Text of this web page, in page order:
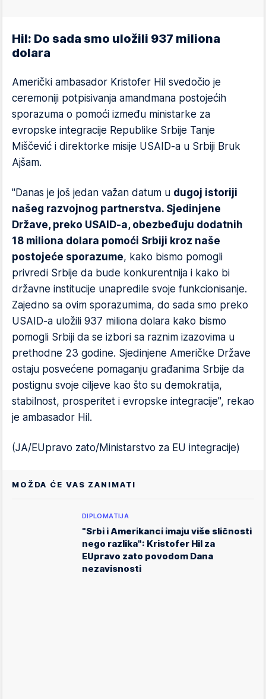
Hil: Do sada smo uložili 937 miliona
dolara
Američki ambasador Kristofer Hil svedočio je
ceremoniji potpisivanja amandmana postojećih
sporazuma o pomoći između ministarke za
evropske integracije Republike Srbije Tanje
Miščević i direktorke misije USAID-a u Srbiji Bruk
Ajšam.
"Danas je još jedan važan datum u dugoj istoriji
našeg razvojnog partnerstva. Sjedinjene
Države, preko USAID-a, obezbeđuju dodatnih
18 miliona dolara pomoći Srbiji kroz naše
postojeće sporazume, kako bismo pomogli
privredi Srbije da bude konkurentnija i kako bi
državne institucije unapredile svoje funkcionisanje.
Zajedno sa ovim sporazumima, do sada smo preko
USAID-a uložili 937 miliona dolara kako bismo
pomogli Srbiji da se izbori sa raznim izazovima u
prethodne 23 godine. Sjedinjene Američke Države
ostaju posvećene pomaganju građanima Srbije da
postignu svoje ciljeve kao što su demokratija,
stabilnost, prosperitet i evropske integracije", rekao
je ambasador Hil.
(JA/EUpravo zato/Ministarstvo za EU integracije)
MOŽDA ĆE VAS ZANIMATI
DIPLOMATIJA
"Srbi i Amerikanci imaju više sličnosti
nego razlika": Kristofer Hil za
EUpravo zato povodom Dana
nezavisnosti